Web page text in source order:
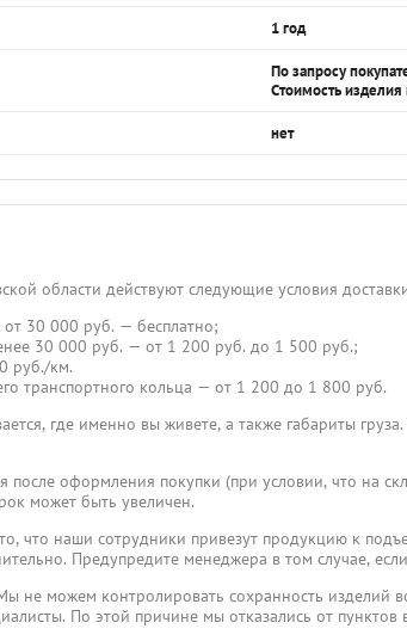
1 год
По запросу
Стоимость изделия
нет
области действуют следующие условия
от 30 000 руб. — бесплатно;
30 000 руб. — от 1 200 руб. до 1 500 руб.;
руб./км.
транспортного кольца — от 1 200 до 1 800 руб.
где именно вы живете, а также габариты
после оформления покупки (при условии, что на
может быть увеличен.
что наши сотрудники привезут продукцию к
Предупредите менеджера в том случае,
не можем контролировать сохранность изделий
По этой причине мы отказались от пунктов